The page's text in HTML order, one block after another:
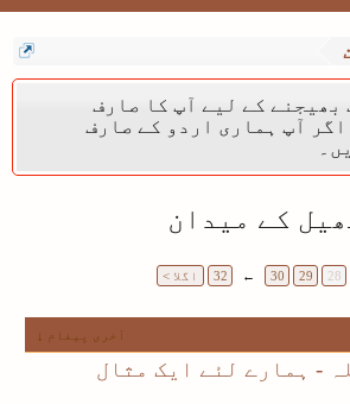
بھیجنے کے لیے آپ کا صارف
آپ ہماری اردو کے صارف
کے میدان
28
29
30
←
32 اگلا >
آخری پیغام ↓
- ہمارے لئے ایک مثال